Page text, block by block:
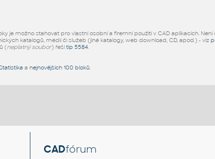
je možno stahovat pro vlastní osobní a firemní použití v CAD aplikacích.
katalogů, médií či služeb (jiné katalogy, web download, CD, apod.) - viz
(neplatný soubor) řešítip 5584.
a nejnovějších 100 bloků.
CADfórum